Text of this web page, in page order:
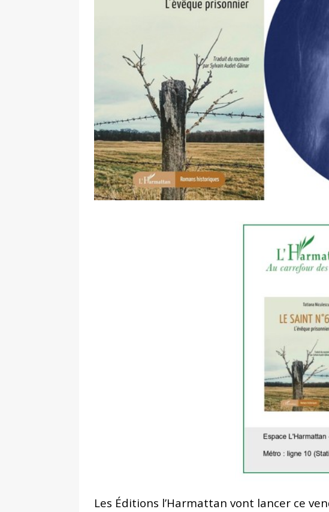
de la réalité » – entretien réalisé par Leonard
Lancement du roman Le Saint
ACTUALITÉ
[ 8 janvier 2026 ] Interview. Pascal Louvrier :
face aux dictatures
FEATURED
[ 10 novembre 2025 ] Interview – Adélaïde de
un classique, c’est en réalité le garder vivant
[ 4 août 2026 ] Interview. Sarah Hatimi : Pour
émotions que les autres ne savent pas nommer
Les Éditions l’Harmattan vont lancer ce